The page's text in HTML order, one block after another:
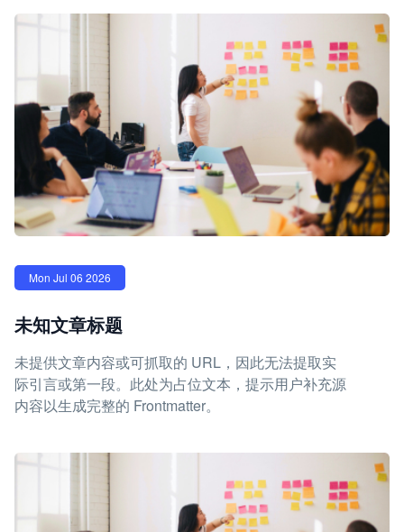
Mon Jul 06 2026
未知文章标题
未提供文章内容或可抓取的 URL，因此无法提取实
际引言或第一段。此处为占位文本，提示用户补充源
内容以生成完整的 Frontmatter。